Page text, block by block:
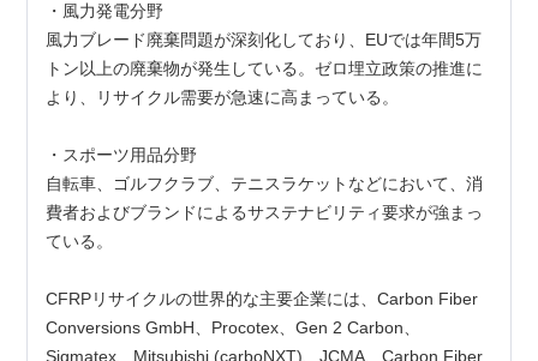
・風力発電分野
風力ブレード廃棄問題が深刻化しており、EUでは年間5万
トン以上の廃棄物が発生している。ゼロ埋立政策の推進に
より、リサイクル需要が急速に高まっている。
・スポーツ用品分野
自転車、ゴルフクラブ、テニスラケットなどにおいて、消
費者およびブランドによるサステナビリティ要求が強まっ
ている。
CFRPリサイクルの世界的な主要企業には、Carbon Fiber
Conversions GmbH、Procotex、Gen 2 Carbon、
Sigmatex、Mitsubishi (carboNXT)、JCMA、Carbon Fiber